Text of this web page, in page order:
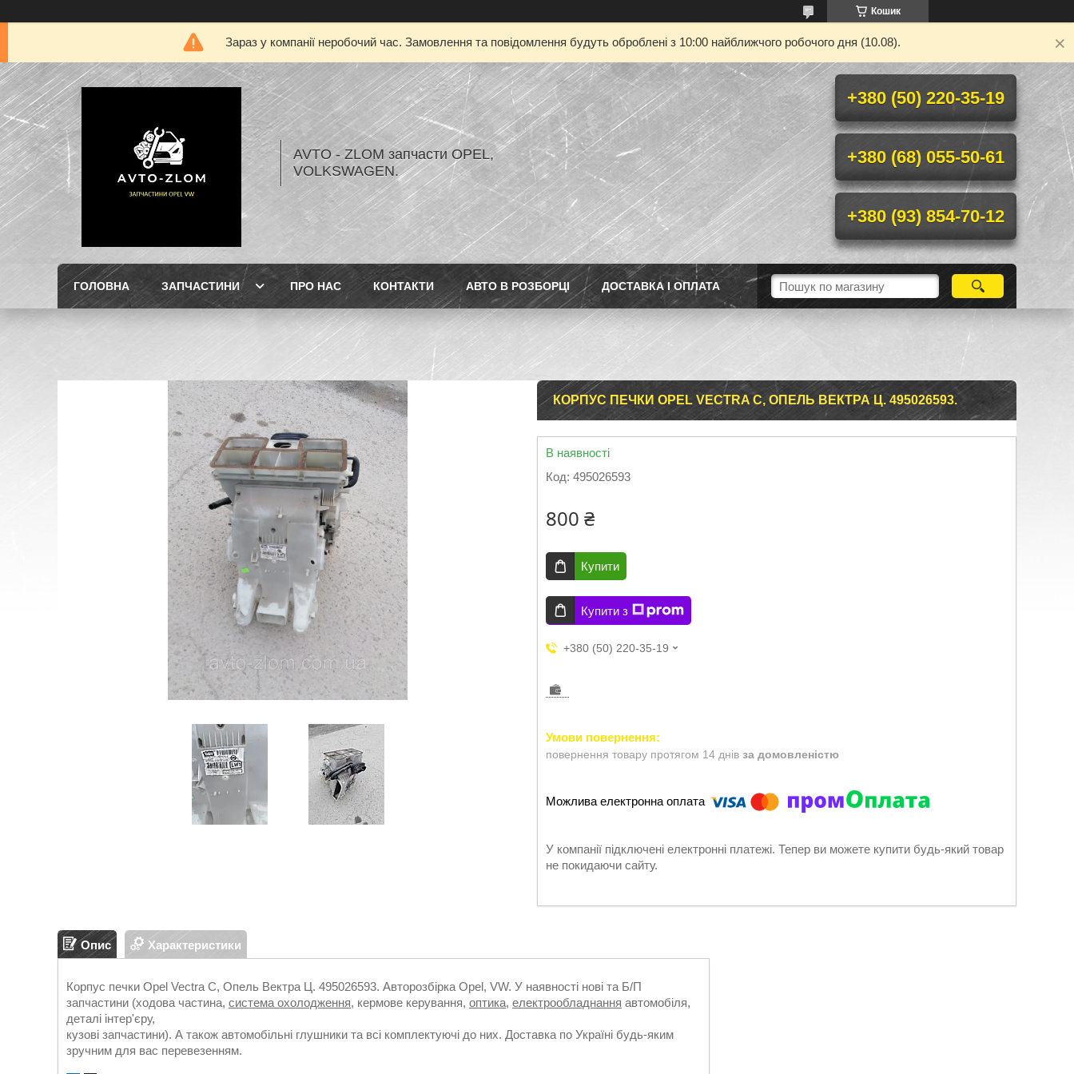
Кошик
Зараз у компанії неробочий час. Замовлення та повідомлення будуть оброблені з 10:00 найближчого робочого дня (10.08).
AVTO - ZLOM запчасти OPEL,
VOLKSWAGEN.
+380 (50) 220-35-19
+380 (68) 055-50-61
+380 (93) 854-70-12
ГОЛОВНА ЗАПЧАСТИНИ ПРО НАС КОНТАКТИ АВТО В РОЗБОРЦІ ДОСТАВКА І ОПЛАТА
КОРПУС ПЕЧКИ OPEL VECTRA C, ОПЕЛЬ ВЕКТРА Ц. 495026593.
В наявності
Код: 495026593
800 ₴
Купити
Купити з
+380 (50) 220-35-19
повернення товару протягом 14 днів за домовленістю
У компанії підключені електронні платежі. Тепер ви можете купити будь-який товар
не покидаючи сайту.
Опис Характеристики
Корпус печки Opel Vectra C, Опель Вектра Ц. 495026593. Авторозбірка Opel, VW. У наявності нові та Б/П
запчастини (ходова частина, система охолодження, кермове керування, оптика, електрообладнання автомобіля,
деталі інтер'єру,
кузові запчастини). А також автомобільні глушники та всі комплектуючі до них. Доставка по Україні будь-яким
зручним для вас перевезенням.